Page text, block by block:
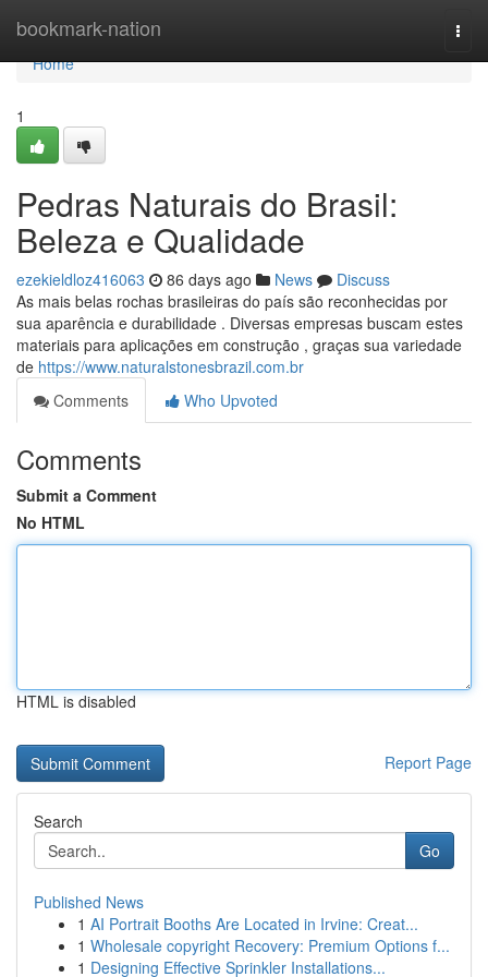
bookmark-nation
Home
Home
1
Pedras Naturais do Brasil:
Beleza e Qualidade
ezekieldloz416063 86 days ago News
Discuss
As mais belas rochas brasileiras do país são reconhecidas por
sua aparência e durabilidade . Diversas empresas buscam estes
materiais para aplicações em construção , graças sua variedade
de https://www.naturalstonesbrazil.com.br
Comments
Who Upvoted
Comments
Submit a Comment
No HTML
HTML is disabled
Report Page
Search
Go
Published News
1 AI Portrait Booths Are Located in Irvine: Creat...
1 Wholesale copyright Recovery: Premium Options f...
1 Designing Effective Sprinkler Installations...